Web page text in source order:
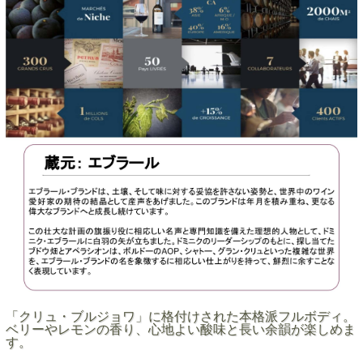
「クリュ・ブルジョワ」に格付けされた本格派フルボディ。
ベリーやレモンの香り、心地よい酸味と長い余韻が楽しめま
す。